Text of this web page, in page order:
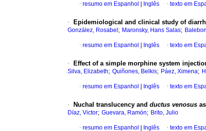
· resumo em Espanhol Inglês · texto em
· Epidemiological and clinical study of
González, Rosabel ; Maronsky, Hans Salas;
· resumo em Espanhol Inglês · texto em
· Effect of a simple morphine system
Silva, Elizabeth; Quiñones, Belkis; Páez, Ximena;
· resumo em Espanhol Inglês · texto em
· Nuchal translucency and ductus venosus
Díaz, Victor; Guevara, Ramón; Brito, Julio
· resumo em Espanhol Inglês · texto em